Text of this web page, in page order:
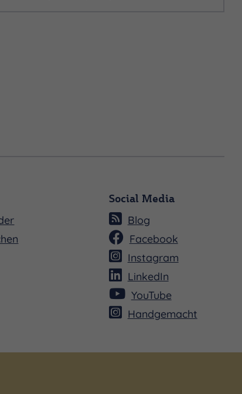
Social Media
Blog
Facebook
Instagram
LinkedIn
YouTube
Handgemacht